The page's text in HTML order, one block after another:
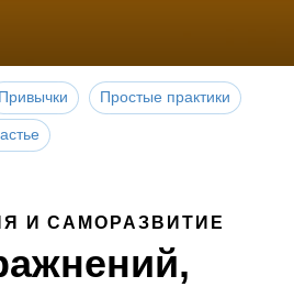
Привычки Простые практики
И САМОРАЗВИТИЕ